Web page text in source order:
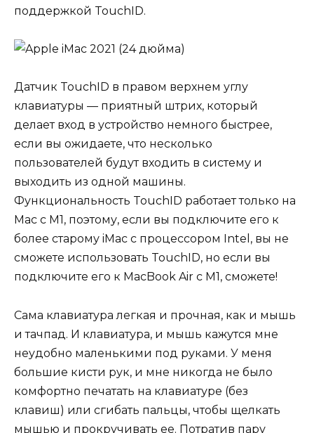
поддержкой TouchID.
Датчик TouchID в правом верхнем углу
клавиатуры — приятный штрих, который
делает вход в устройство немного быстрее,
если вы ожидаете, что несколько
пользователей будут входить в систему и
выходить из одной машины.
Функциональность TouchID работает только на
Mac с M1, поэтому, если вы подключите его к
более старому iMac с процессором Intel, вы не
сможете использовать TouchID, но если вы
подключите его к MacBook Air с M1, сможете!
Сама клавиатура легкая и прочная, как и мышь
и тачпад. И клавиатура, и мышь кажутся мне
неудобно маленькими под руками. У меня
большие кисти рук, и мне никогда не было
комфортно печатать на клавиатуре (без
клавиш) или сгибать пальцы, чтобы щелкать
мышью и прокручивать ее. Потратив пару